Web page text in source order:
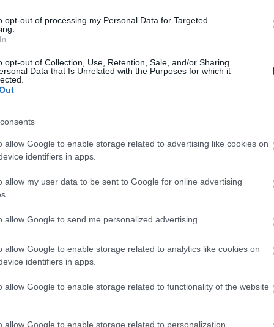
opt-out of processing my Personal Data for Targeted
opt-out of Collection, Use, Retention, Sale, and/or Sharing
Data that Is Unrelated with the Purposes for which it
allow Google to enable storage related to advertising like cookies on
identifiers in apps.
allow my user data to be sent to Google for online advertising
allow Google to send me personalized advertising.
allow Google to enable storage related to analytics like cookies on
identifiers in apps.
allow Google to enable storage related to functionality of the website
allow Google to enable storage related to personalization.
teljesített.
hogy Lisztes nemrégiben több
egybevágott azzal kapcsolatosan, hogy
forduljanak, de információink szerint nincs
csupán egyéni edzésmunkát végzett
hogy így kerüljön a legjobb állapotba a
támadó az eredeti terveknek
a nyári felkészülést az első csapattal.
átigazolási piacon. Folyamatosan frissülő
megtalálsz - csak kattints ide és
egy nap többször is.
már érzi a pénztárcáján az új
"Nálunk mindig más
Tamás szerint már érződik a piacon és a
Ilyen
125
a